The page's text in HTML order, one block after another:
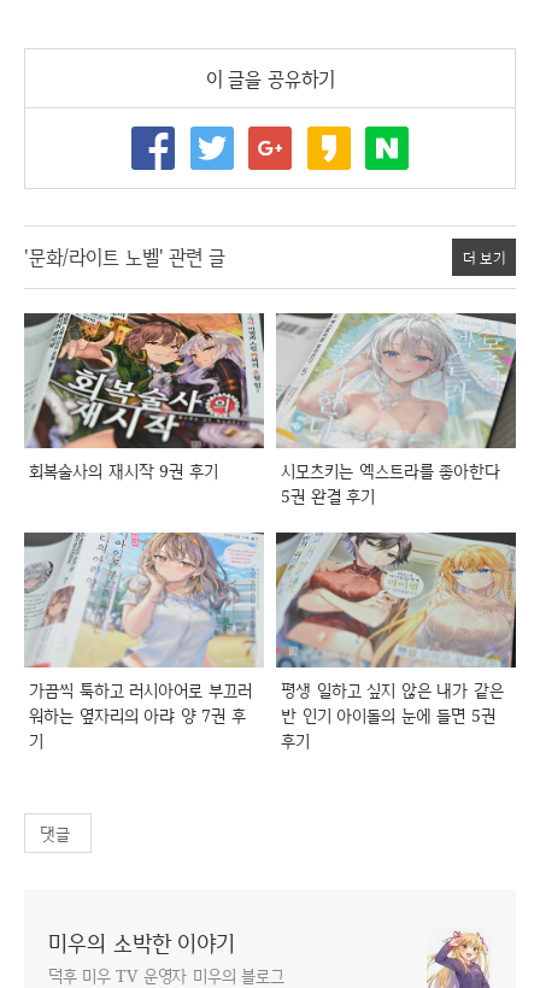
이 글을 공유하기
'문화/라이트 노벨' 관련 글 더 보기
회복술사의 재시작 9권 후기
시모츠키는 엑스트라를 좋아한다
5권 완결 후기
가끔씩 툭하고 러시아어로 부끄러
워하는 옆자리의 아랴 양 7권 후
기
평생 일하고 싶지 않은 내가 같은
반 인기 아이돌의 눈에 들면 5권
후기
댓글
미우의 소박한 이야기
덕후 미우 TV 운영자 미우의 블로그